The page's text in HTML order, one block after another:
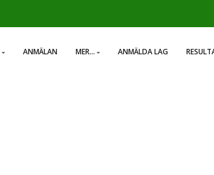
ANMÄLAN MER... ANMÄLDA LAG